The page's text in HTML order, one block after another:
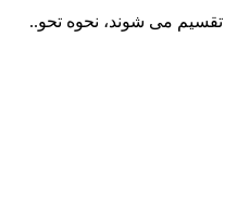
تقسیم می شوند، نحوه تحو..